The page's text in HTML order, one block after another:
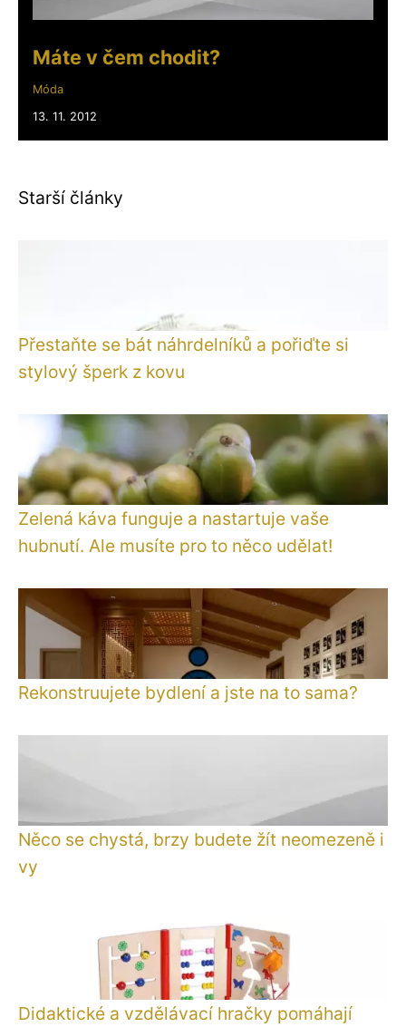
Máte v čem chodit?
Móda
13. 11. 2012
Starší články
Přestaňte se bát náhrdelníků a pořiďte si
stylový šperk z kovu
Zelená káva funguje a nastartuje vaše
hubnutí. Ale musíte pro to něco udělat!
Rekonstruujete bydlení a jste na to sama?
Něco se chystá, brzy budete žít neomezeně i
vy
Didaktické a vzdělávací hračky pomáhají